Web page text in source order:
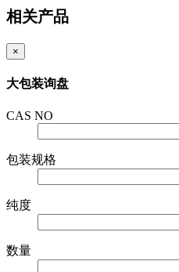
相关产品
×
大包装询盘
CAS NO
包装规格
纯度
数量